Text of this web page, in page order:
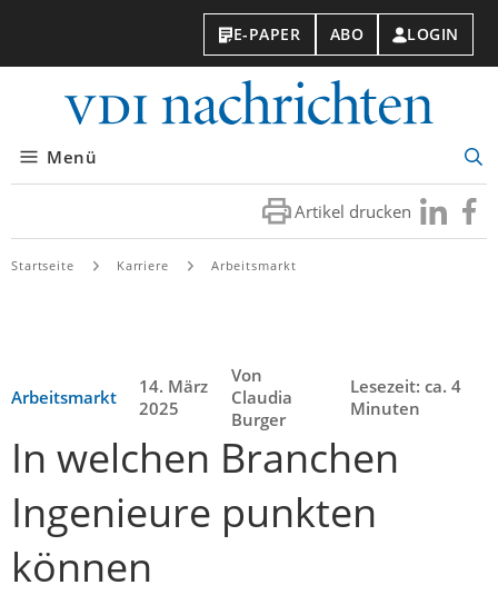
E-PAPER ABO LOGIN
Menü
Artikel drucken Besuchen
Sie
Sie
Startseite Karriere Arbeitsmarkt
Arbeitsmarkt
14. März
2025
Von
Claudia
Burger
Lesezeit: ca. 4
Minuten
In welchen Branchen
Ingenieure punkten
können